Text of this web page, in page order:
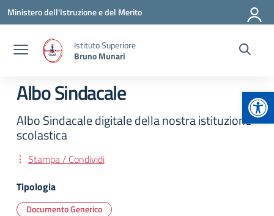
Vai ai contenuti
Vai al menu di navigazione
Vai al footer
Ministero dell'Istruzione e del Merito
Istituto Superiore
Bruno Munari
Albo Sindacale
Albo Sindacale digitale della nostra istituzione
scolastica
Stampa / Condividi
Tipologia
Documento Generico